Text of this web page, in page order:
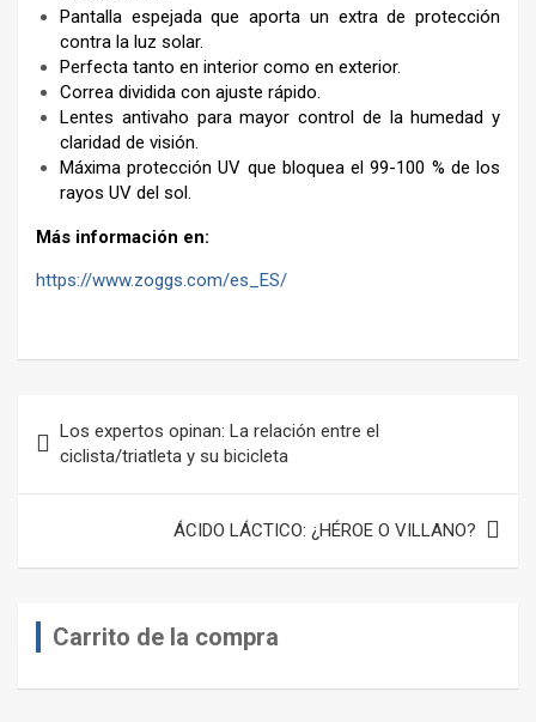
Pantalla espejada que aporta un extra de protección
contra la luz solar.
Perfecta tanto en interior como en exterior.
Correa dividida con ajuste rápido.
Lentes antivaho para mayor control de la humedad y
claridad de visión.
Máxima protección UV que bloquea el 99-100 % de los
rayos UV del sol.
Más información en:
https://www.zoggs.com/es_ES/
de
entradas
Los expertos opinan: La relación entre el
ciclista/triatleta y su bicicleta
ÁCIDO LÁCTICO: ¿HÉROE O VILLANO?
Carrito de la compra